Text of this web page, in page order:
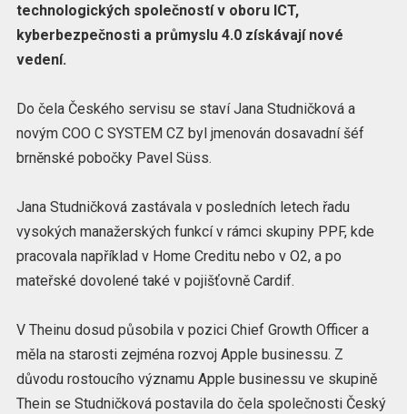
technologických společností v oboru ICT,
kyberbezpečnosti a průmyslu 4.0 získávají nové
vedení.
Do čela Českého servisu se staví Jana Studničková a
novým COO C SYSTEM CZ byl jmenován dosavadní šéf
brněnské pobočky Pavel Süss.
Jana Studničková zastávala v posledních letech řadu
vysokých manažerských funkcí v rámci skupiny PPF, kde
pracovala například v Home Creditu nebo v O2, a po
mateřské dovolené také v pojišťovně Cardif.
V Theinu dosud působila v pozici Chief Growth Officer a
měla na starosti zejména rozvoj Apple businessu. Z
důvodu rostoucího významu Apple businessu ve skupině
Thein se Studničková postavila do čela společnosti Český